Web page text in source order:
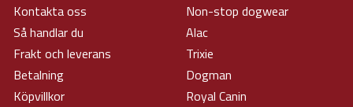
Kontakta oss
Så handlar du
Frakt och leverans
Betalning
Köpvillkor
Non-stop dogwear
Alac
Trixie
Dogman
Royal Canin